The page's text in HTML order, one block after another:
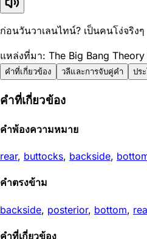
ก่อนวันวาเลนไทน์? เป็นคนโง่จริงๆ
แหล่งที่มา: The Big Bang Theory
คำที่เกี่ยวข้อง วลีและการจับคู่คำ ปร
คำที่เกี่ยวข้อง
คำพ้องความหมาย
rear, buttocks, backside,
คำตรงข้าม
backside, posterior, bottom,
คำที่เกี่ยวข้อง